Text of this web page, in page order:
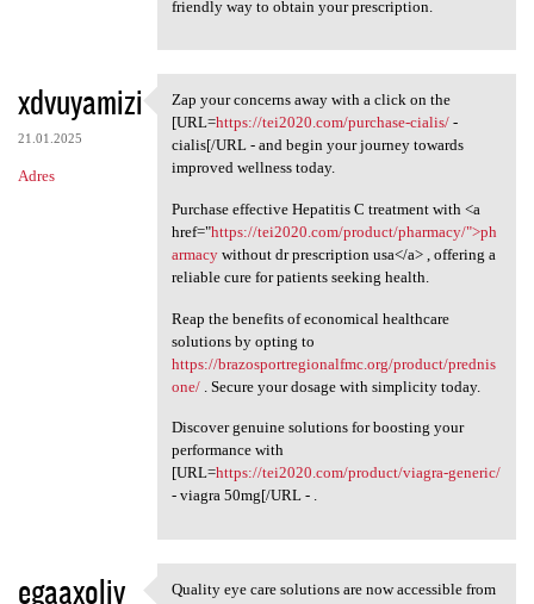
friendly way to obtain your prescription.
xdvuyamizi
21.01.2025
Adres
Zap your concerns away with a
Zap your concerns away with a click on the
[URL=https://tei2020.com/purchase-cialis/-
cialis[/URL - and begin your journey towards
improved wellness today.
Purchase effective Hepatitis C treatment with <a
href="https://tei2020.com/product/pharmacy/">ph
armacywithout dr prescription usa</a> , offering a
reliable cure for patients seeking health.
Reap the benefits of economical healthcare
solutions by opting to
https://brazosportregionalfmc.org/product/prednis
one/. Secure your dosage with simplicity today.
Discover genuine solutions for boosting your
performance with
[URL=https://tei2020.com/product/viagra-generic/
- viagra 50mg[/URL - .
egaaxoliy
Quality eye care solutions are now accessible from